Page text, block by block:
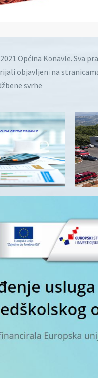
Općina Konavle. Sva
objavljeni na
svrhe